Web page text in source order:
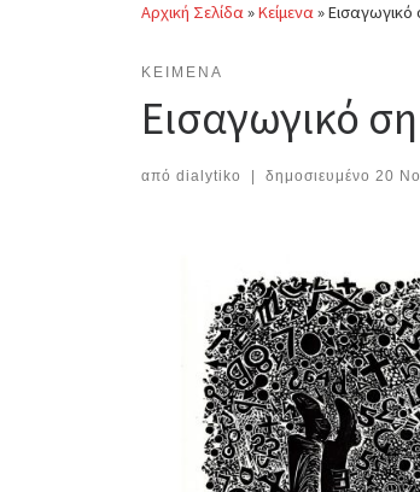
Αρχική Σελίδα»Κείμενα»Εισαγωγικό
ΚΕΊΜΕΝΑ
Εισαγωγικό
από dialytiko δημοσιευμένο 20